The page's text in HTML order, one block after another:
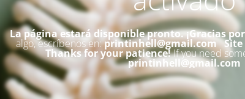
La página estará disponible pronto. ¡Gracias
algo, escríbenos en:printinhell@gmail.com
Thanks for your patience!If you need
printinhell@gmail.com